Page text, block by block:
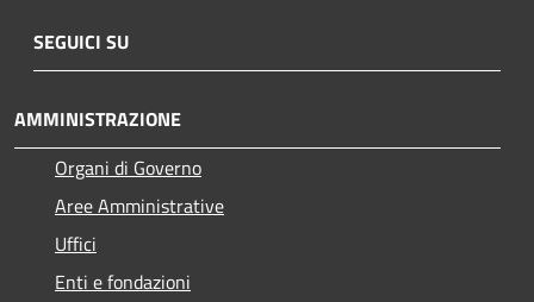
SEGUICI SU
AMMINISTRAZIONE
Organi di Governo
Aree Amministrative
Uffici
Enti e fondazioni